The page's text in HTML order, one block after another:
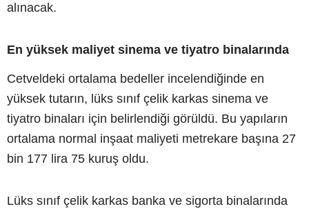
alınacak.
En yüksek maliyet sinema ve tiyatro binalarında
Cetveldeki ortalama bedeller incelendiğinde en
yüksek tutarın, lüks sınıf çelik karkas sinema ve
tiyatro binaları için belirlendiği görüldü. Bu yapıların
ortalama normal inşaat maliyeti metrekare başına 27
bin 177 lira 75 kuruş oldu.
Lüks sınıf çelik karkas banka ve sigorta binalarında